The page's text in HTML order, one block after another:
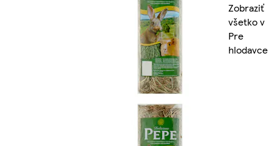
Zobraziť
všetko v
Pre
hlodavce